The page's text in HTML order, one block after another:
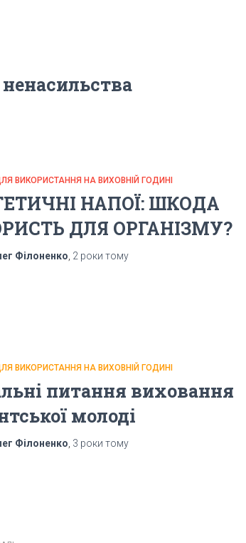
ВИКОРИСТАННЯ НА ВИХОВНІЙ ГОДИНІ
НАПОЇ: ШКОДА
ДЛЯ ОРГАНІЗМУ?
Філоненко, 2 роки тому
ВИКОРИСТАННЯ НА ВИХОВНІЙ ГОДИНІ
питання виховання
молоді
Філоненко 3 роки тому